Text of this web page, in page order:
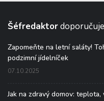
Šéfredaktordoporučuje
Zapomeňte na letní saláty!
podzimní jídelníček
07.10.2025
Jak na zdravý domov: